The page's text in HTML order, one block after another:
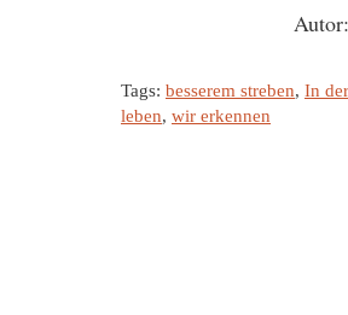
Tags: besserem streben, In
leben, wir erkennen